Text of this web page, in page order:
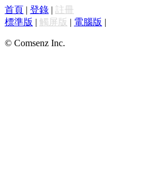
首頁 | 登錄 | 註冊
標準版 | 觸屏版 | 電腦版 |
© Comsenz Inc.